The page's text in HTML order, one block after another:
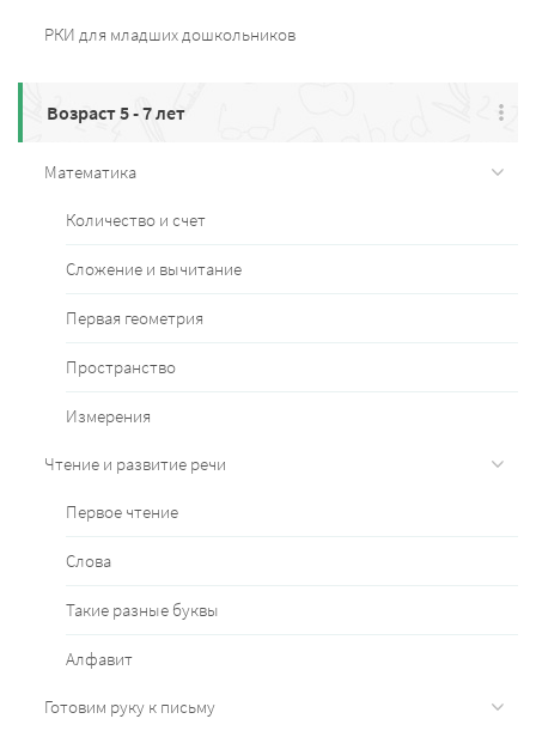
РКИ для младших дошкольников
Возраст 5 - 7 лет
Математика
Количество и счет
Сложение и вычитание
Первая геометрия
Пространство
Измерения
Чтение и развитие речи
Первое чтение
Слова
Такие разные буквы
Алфавит
Готовим руку к письму